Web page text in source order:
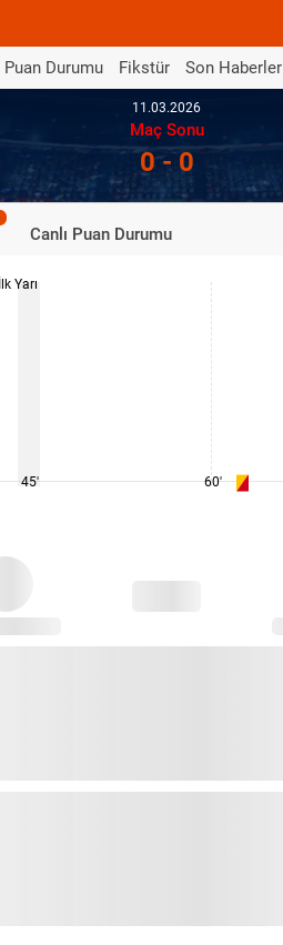
Puan Durumu Fikstür Son Haberler
11.03.2026
Maç Sonu
0 - 0
Canlı Puan Durumu
İlk Yarı
45' 60'